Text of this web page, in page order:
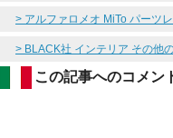
> アルファロメオ MiTo パーツ
> BLACK社 インテリア その他
この記事へのコメン